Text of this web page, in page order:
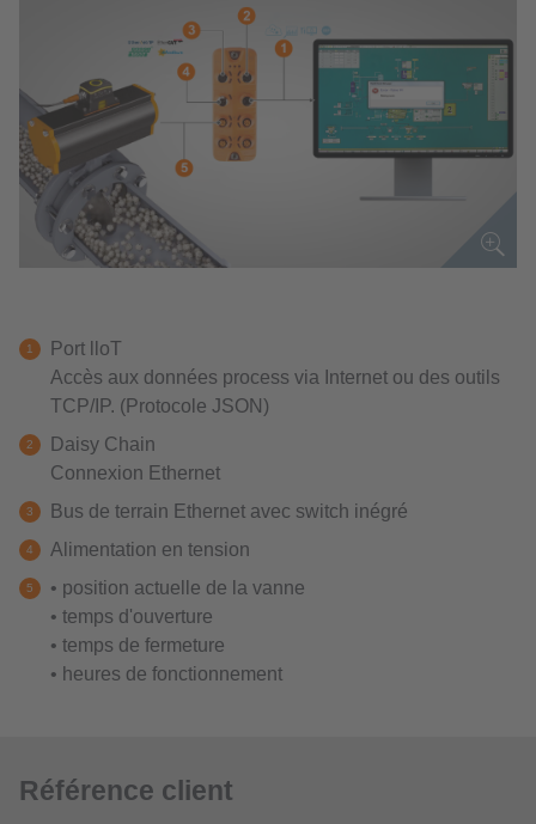
Port lloT
Accès aux données process via Internet ou des outils
TCP/IP. (Protocole JSON)
Daisy Chain
Connexion Ethernet
Bus de terrain Ethernet avec switch inégré
Alimentation en tension
• position actuelle de la vanne
• temps d'ouverture
• temps de fermeture
• heures de fonctionnement
Référence client